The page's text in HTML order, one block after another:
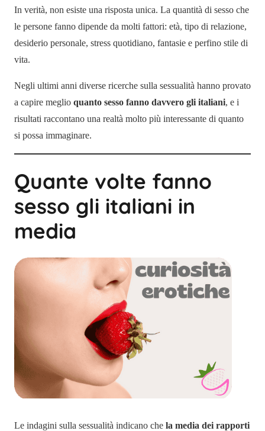
In verità, non esiste una risposta unica. La quantità di sesso che
le persone fanno dipende da molti fattori: età, tipo di relazione,
desiderio personale, stress quotidiano, fantasie e perfino stile di
vita.
Negli ultimi anni diverse ricerche sulla sessualità hanno provato
a capire meglio quanto sesso fanno davvero gli italiani, e i
risultati raccontano una realtà molto più interessante di quanto
si possa immaginare.
Quante volte fanno
sesso gli italiani in
media
Le indagini sulla sessualità indicano che la media dei rapporti